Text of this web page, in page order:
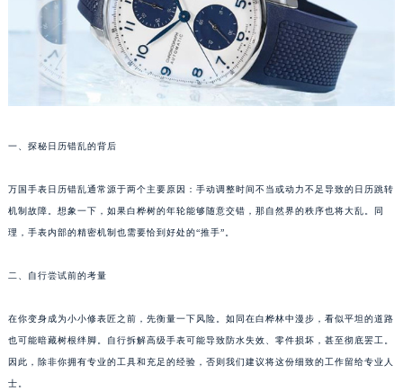
一、探秘日历错乱的背后
万国手表日历错乱通常源于两个主要原因：手动调整时间不当或动力不足导致的日历跳转
机制故障。想象一下，如果白桦树的年轮能够随意交错，那自然界的秩序也将大乱。同
理，手表内部的精密机制也需要恰到好处的“推手”。
二、自行尝试前的考量
在你变身成为小小修表匠之前，先衡量一下风险。如同在白桦林中漫步，看似平坦的道路
也可能暗藏树根绊脚。自行拆解高级手表可能导致防水失效、零件损坏，甚至彻底罢工。
因此，除非你拥有专业的工具和充足的经验，否则我们建议将这份细致的工作留给专业人
士。